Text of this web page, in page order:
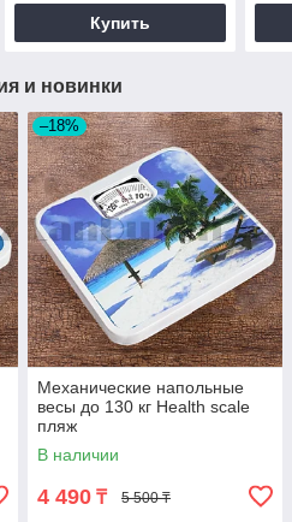
Купить
и новинки
–18%
Механические напольные
весы до 130 кг Health scale
пляж
В наличии
4 490 ₸ 5 500 ₸